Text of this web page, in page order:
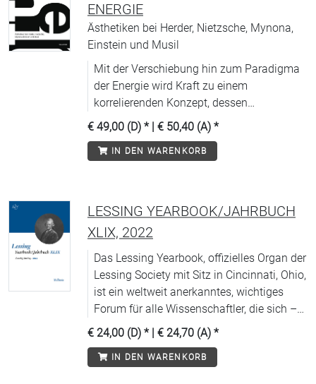
ENERGIE
Ästhetiken bei Herder, Nietzsche, Mynona,
Einstein und Musil
Mit der Verschiebung hin zum Paradigma
der Energie wird Kraft zu einem
korrelierenden Konzept, dessen
Wirkmechanismen in der Literatur einen
besonderen Diskursraum finden.
€ 49,00 (D) * | € 50,40 (A) *
IN DEN WARENKORB
LESSING YEARBOOK/JAHRBUCH
XLIX, 2022
Das Lessing Yearbook, offizielles Organ der
Lessing Society mit Sitz in Cincinnati, Ohio,
ist ein weltweit anerkanntes, wichtiges
Forum für alle Wissenschaftler, die sich –
in englischer und deutscher Sprache – mit
Literatur, Kultur und Gedankengut
Deutschlands im 18. Jahrhundert
€ 24,00 (D) * | € 24,70 (A) *
IN DEN WARENKORB